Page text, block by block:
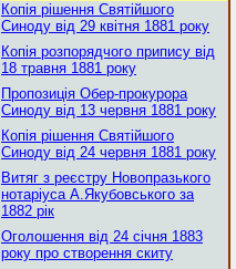
Копія рішення Святійшого
Синоду від 29 квітня 1881 року
Копія розпорядчого припису від
18 травня 1881 року
Пропозиція Обер-прокурора
Синоду від 13 червня 1881 року
Копія рішення Святійшого
Синоду від 24 червня 1881 року
Витяг з реєстру Новопразького
нотаріуса А.Якубовського за
1882 рік
Оголошення від 24 січня 1883
року про створення скиту